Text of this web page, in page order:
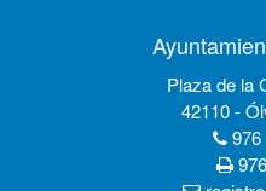
Plaza de la
42110 -
976